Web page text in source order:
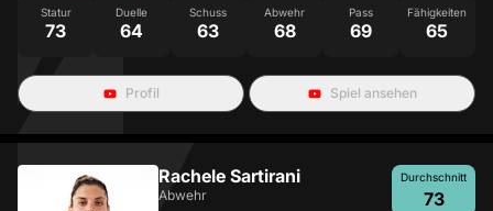
Statur
73
Duelle
64
Schuss
63
Abwehr
68
Pass
69
Fähigkeiten
65
Profil Spiel ansehen
Rachele Sartirani
Abwehr
Durchschnitt
73